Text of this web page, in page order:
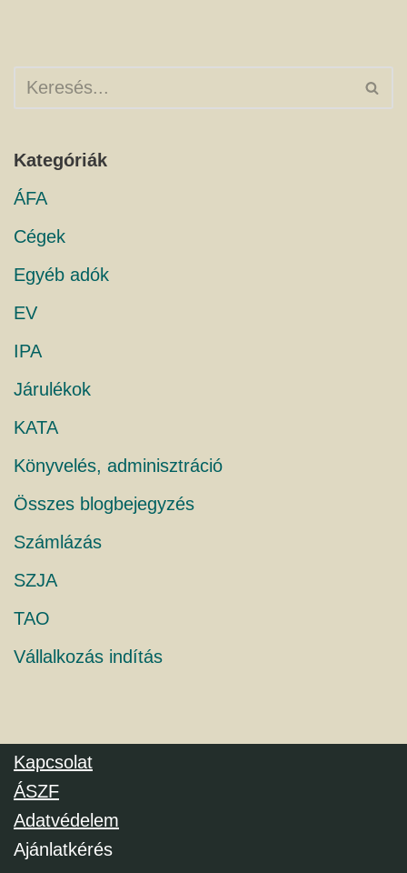
Kategóriák
ÁFA
Cégek
Egyéb adók
EV
IPA
Járulékok
KATA
Könyvelés, adminisztráció
Összes blogbejegyzés
Számlázás
SZJA
TAO
Vállalkozás indítás
Kapcsolat
ÁSZF
Adatvédelem
Ajánlatkérés